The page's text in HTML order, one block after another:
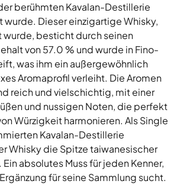
berühmten Kavalan-Destillerie
Dieser einzigartige Whisky,
besticht durch seinen
von 57.0 % und wurde in Fino-
was ihm ein außergewöhnlich
Aromaprofil verleiht. Die Aromen
reich und vielschichtig, mit einer
und nussigen Noten, die perfekt
Würzigkeit harmonieren. Als Single
Kavalan-Destillerie
Whisky die Spitze taiwanesischer
absolutes Muss für jeden Kenner,
für seine Sammlung sucht.